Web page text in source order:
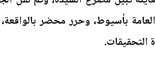
بأسيوط، وحرر محضر بالواقعة،
التحقيقات.